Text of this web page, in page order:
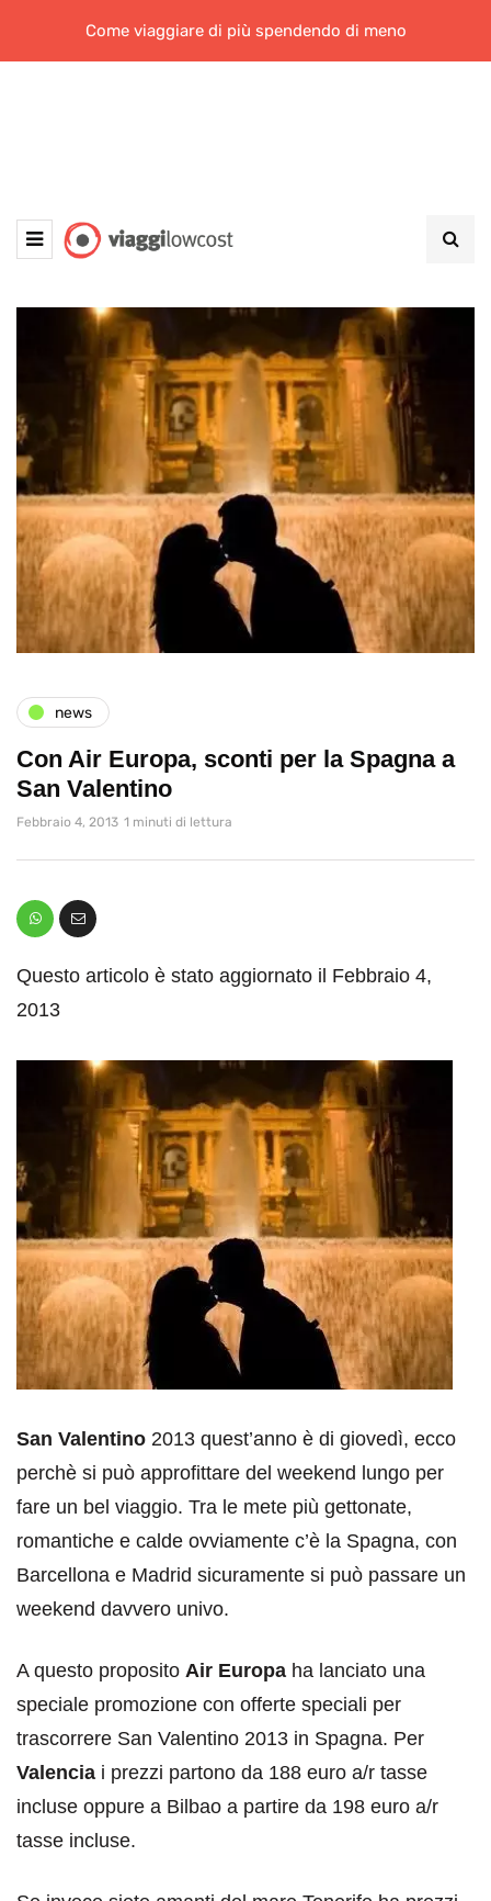
Come viaggiare di più spendendo di meno
news
Con Air Europa, sconti per la Spagna a
San Valentino
Febbraio 4, 2013 1 minuti di lettura
Questo articolo è stato aggiornato il Febbraio 4,
2013
San Valentino 2013 quest’anno è di giovedì, ecco
perchè si può approfittare del weekend lungo per
fare un bel viaggio. Tra le mete più gettonate,
romantiche e calde ovviamente c’è la Spagna, con
Barcellona e Madrid sicuramente si può passare un
weekend davvero univo.
A questo proposito Air Europa ha lanciato una
speciale promozione con offerte speciali per
trascorrere San Valentino 2013 in Spagna. Per
Valencia i prezzi partono da 188 euro a/r tasse
incluse oppure a Bilbao a partire da 198 euro a/r
tasse incluse.